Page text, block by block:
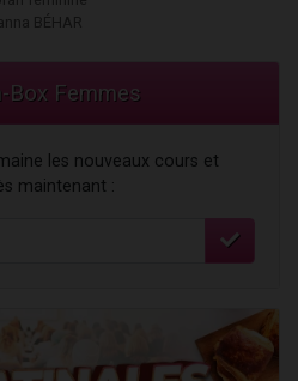
Box Femmes
les nouveaux cours et
maintenant :